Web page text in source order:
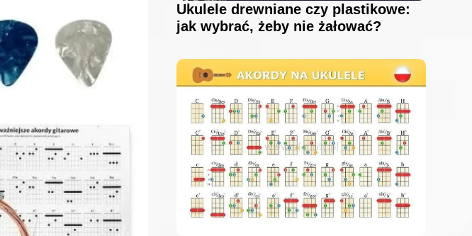
Ukulele drewniane czy plastikowe:
jak wybrać, żeby nie żałować?